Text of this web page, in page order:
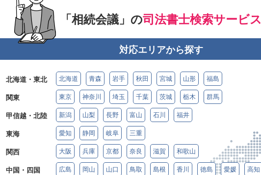
「相続会議」の司法書士検索サービス
対応エリアから探す
北海道・東北 北海道 青森 岩手 秋田 宮城 山形 福島
関東 東京 神奈川 埼玉 千葉 茨城 栃木 群馬
甲信越・北陸 新潟 山梨 長野 富山 石川 福井
東海 愛知 静岡 岐阜 三重
関西 大阪 兵庫 京都 奈良 滋賀 和歌山
中国・四国 広島 岡山 山口 鳥取 島根 香川 徳島 愛媛 高知